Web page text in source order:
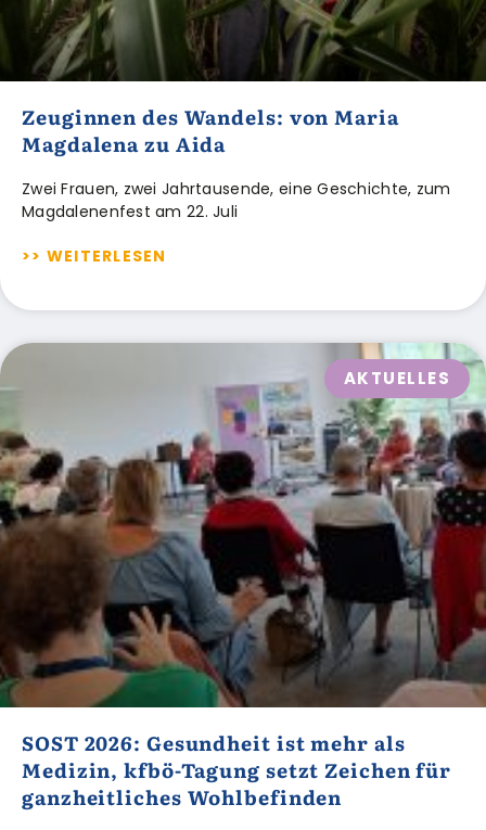
Zeuginnen des Wandels: von Maria
Magdalena zu Aida
Zwei Frauen, zwei Jahrtausende, eine Geschichte, zum
Magdalenenfest am 22. Juli
>> WEITERLESEN
AKTUELLES
SOST 2026: Gesundheit ist mehr als
Medizin, kfbö-Tagung setzt Zeichen für
ganzheitliches Wohlbefinden